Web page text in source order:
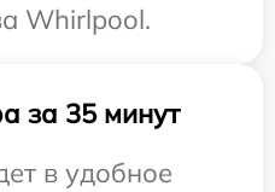
Whirlpool.
за 35 минут
в удобное